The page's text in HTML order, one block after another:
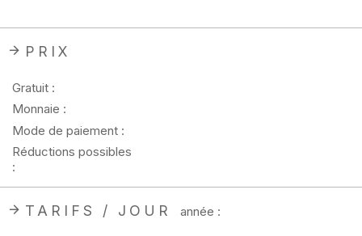
PRIX
Gratuit :
Monnaie :
Mode de paiement :
Réductions possibles
:
TARIFS / JOUR année :